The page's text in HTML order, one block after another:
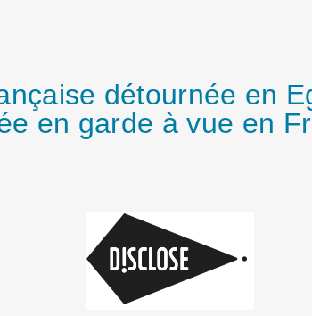
détournée en
en garde à vue en